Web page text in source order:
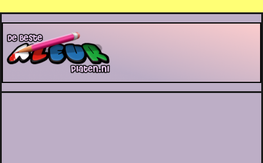
De Beste Kleurplaten